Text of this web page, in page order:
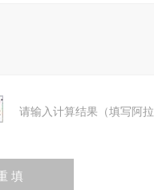
请输入计算结果（填写阿